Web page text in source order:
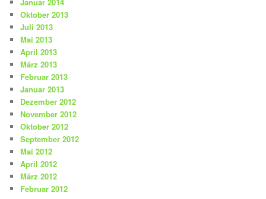
Oktober 2013
Juli 2013
Mai 2013
April 2013
März 2013
Februar 2013
Januar 2013
Dezember 2012
November 2012
Oktober 2012
September 2012
Mai 2012
April 2012
März 2012
Februar 2012